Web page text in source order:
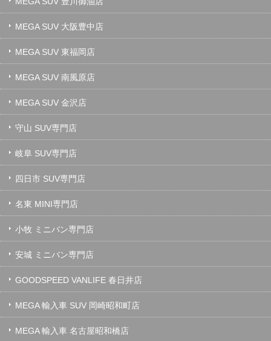
MEGA SUV 大阪豊中店
MEGA SUV 東福岡店
MEGA SUV 南風原店
MEGA SUV 金沢店
守山 SUV専門店
岐阜 SUV専門店
四日市 SUV専門店
名東 MINI専門店
小牧 ミニバン専門店
安城 ミニバン専門店
GOODSPEED VANLIFE 春日井店
MEGA 輸入車 SUV 岡崎昭和町店
MEGA 輸入車 名古屋昭和橋店